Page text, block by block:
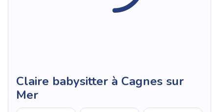
Claire babysitter à Cagnes sur
Mer